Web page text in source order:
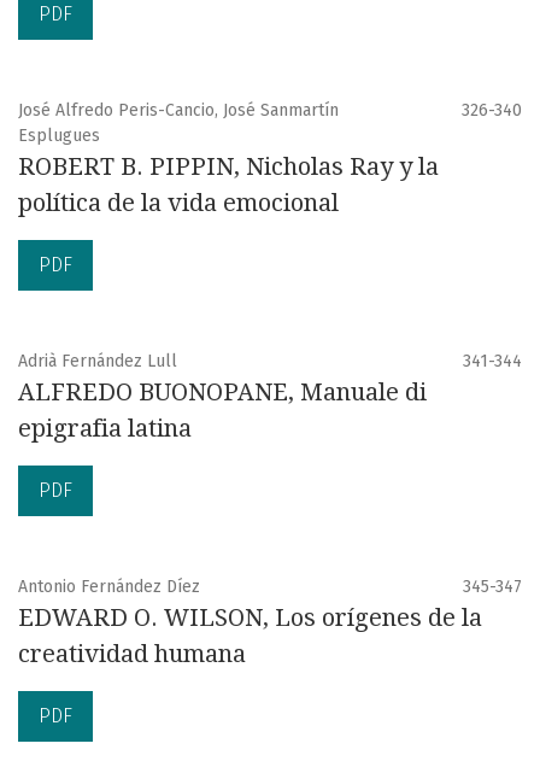
PDF
José Alfredo Peris-Cancio, José Sanmartín
Esplugues
326-340
ROBERT B. PIPPIN, Nicholas Ray y la
política de la vida emocional
PDF
Adrià Fernández Lull 341-344
ALFREDO BUONOPANE, Manuale di
epigrafia latina
PDF
Antonio Fernández Díez 345-347
EDWARD O. WILSON, Los orígenes de la
creatividad humana
PDF